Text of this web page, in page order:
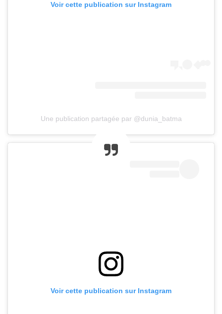
Voir cette publication sur Instagram
Une publication partagée par @dunia_batma
Voir cette publication sur Instagram